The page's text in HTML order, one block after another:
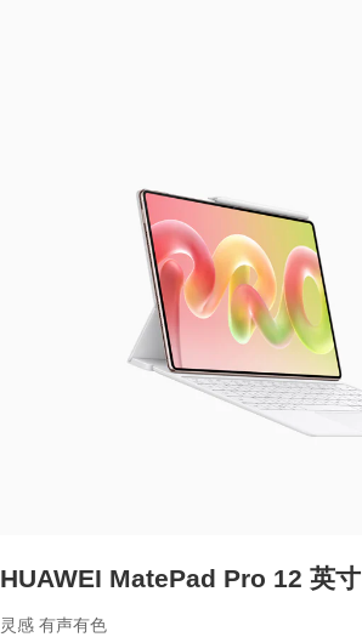
HUAWEI MatePad Pro 12 英寸
灵感 有声有色